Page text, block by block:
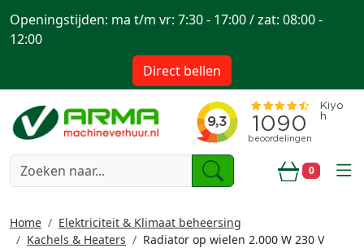
0
Openingstijden: ma t/m vr: 7:30 - 17:00 / zat: 08:00 -
12:00
Direct bellen
Home
Elektriciteit & Klimaat beheersing
Kachels & Heaters
Radiator op wielen 2.000 W 230 V